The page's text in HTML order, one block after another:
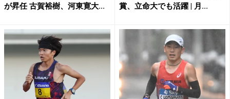
が昇任 古賀裕樹、河東寛大...
賞、立命大でも活躍 | 月...